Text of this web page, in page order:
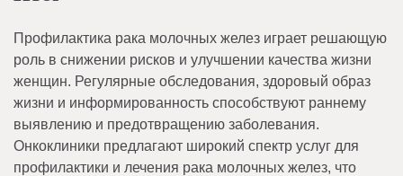
Профилактика рака молочных желез играет решающую
роль в снижении рисков и улучшении качества жизни
женщин. Регулярные обследования, здоровый образ
жизни и информированность способствуют раннему
выявлению и предотвращению заболевания.
Онкоклиники предлагают широкий спектр услуг для
профилактики и лечения рака молочных желез, что